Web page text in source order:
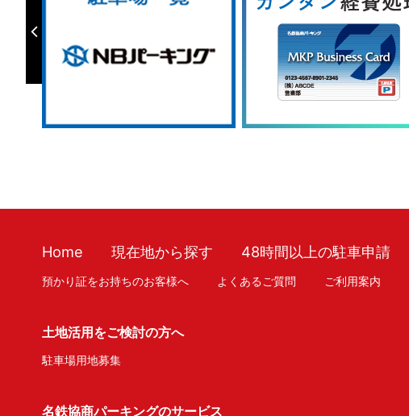
Home 現在地から探す 48時間以上の駐車申請
預かり証をお持ちのお客様へ よくあるご質問 ご利用案内
土地活用をご検討の方へ
駐車場用地募集
名鉄協商パーキングのサービス